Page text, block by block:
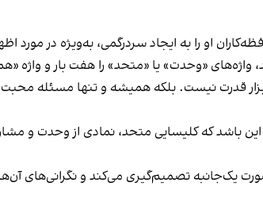
او را به ایجاد سردرگمی، به‌ویژه در
واژه‌های «وحدت» یا «متحد» را هفت بار و واژه
قدرت نیست. بلکه همیشه و تنها مسئله
این باشد که کلیسایی متحد، نمادی از وحدت و
یک‌جانبه تصمیم‌گیری می‌کند و نگرانی‌های آن‌ها